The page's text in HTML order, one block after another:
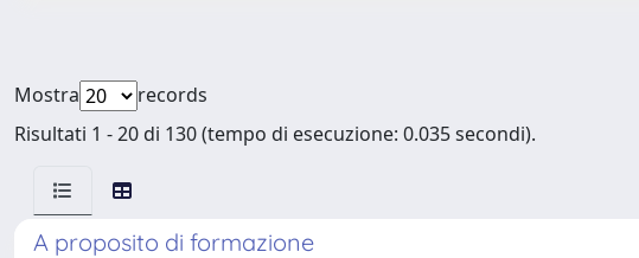
Mostra
records
Risultati 1 - 20 di 130 (tempo di esecuzione: 0.035 secondi).
A proposito di formazione